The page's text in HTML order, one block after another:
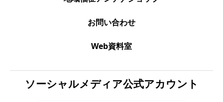
お問い合わせ
Web資料室
ソーシャルメディア公式アカウント